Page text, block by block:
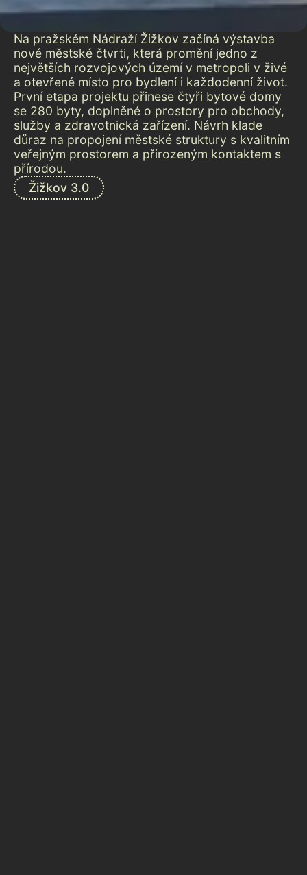
Na pražském Nádraží Žižkov začíná výstavba
nové městské čtvrti, která promění jedno z
největších rozvojových území v metropoli v živé
a otevřené místo pro bydlení i každodenní život.
První etapa projektu přinese čtyři bytové domy
se 280 byty, doplněné o prostory pro obchody,
služby a zdravotnická zařízení. Návrh klade
důraz na propojení městské struktury s kvalitním
veřejným prostorem a přirozeným kontaktem s
přírodou.
Žižkov 3.0